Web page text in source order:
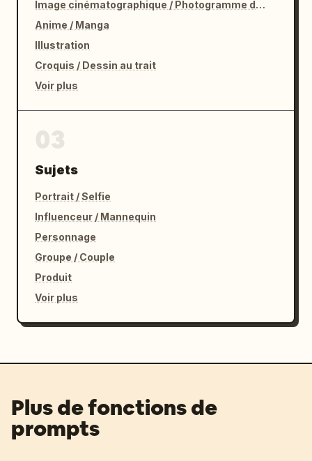
Image cinématographique / Photogramme de film
Anime / Manga
Illustration
Croquis / Dessin au trait
Voir plus
Sujets
Portrait / Selfie
Influenceur / Mannequin
Personnage
Groupe / Couple
Produit
Voir plus
Plus de fonctions de
prompts